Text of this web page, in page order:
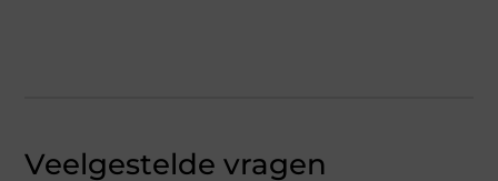
Veelgestelde vragen